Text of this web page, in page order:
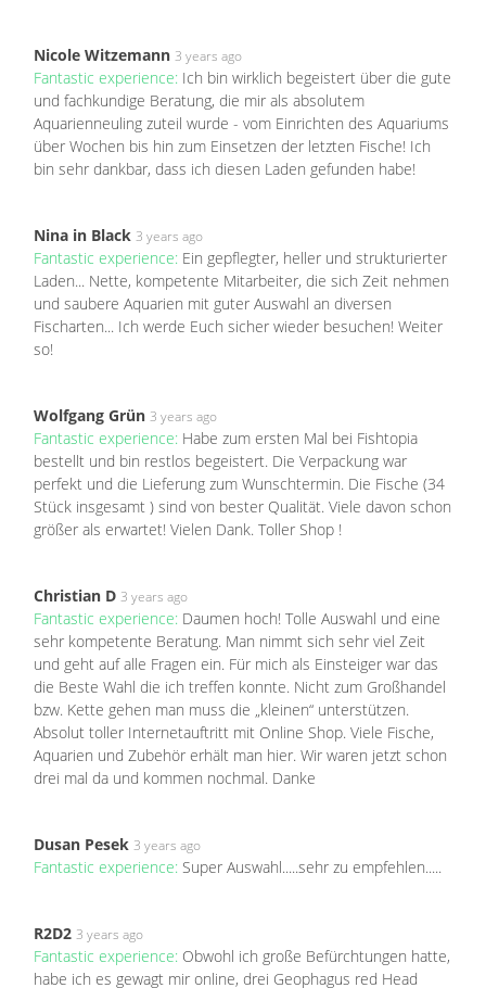
Nicole Witzemann 3 years ago
Fantastic experience: Ich bin wirklich begeistert über die gute
und fachkundige Beratung, die mir als absolutem
Aquarienneuling zuteil wurde - vom Einrichten des Aquariums
über Wochen bis hin zum Einsetzen der letzten Fische! Ich
bin sehr dankbar, dass ich diesen Laden gefunden habe!
Nina in Black 3 years ago
Fantastic experience: Ein gepflegter, heller und strukturierter
Laden... Nette, kompetente Mitarbeiter, die sich Zeit nehmen
und saubere Aquarien mit guter Auswahl an diversen
Fischarten... Ich werde Euch sicher wieder besuchen! Weiter
so!
Wolfgang Grün 3 years ago
Fantastic experience: Habe zum ersten Mal bei Fishtopia
bestellt und bin restlos begeistert. Die Verpackung war
perfekt und die Lieferung zum Wunschtermin. Die Fische (34
Stück insgesamt ) sind von bester Qualität. Viele davon schon
größer als erwartet! Vielen Dank. Toller Shop !
Christian D 3 years ago
Fantastic experience: Daumen hoch! Tolle Auswahl und eine
sehr kompetente Beratung. Man nimmt sich sehr viel Zeit
und geht auf alle Fragen ein. Für mich als Einsteiger war das
die Beste Wahl die ich treffen konnte. Nicht zum Großhandel
bzw. Kette gehen man muss die „kleinen“ unterstützen.
Absolut toller Internetauftritt mit Online Shop. Viele Fische,
Aquarien und Zubehör erhält man hier. Wir waren jetzt schon
drei mal da und kommen nochmal. Danke
Dusan Pesek 3 years ago
Fantastic experience: Super Auswahl.....sehr zu empfehlen.....
R2D2 3 years ago
Fantastic experience: Obwohl ich große Befürchtungen hatte,
habe ich es gewagt mir online, drei Geophagus red Head